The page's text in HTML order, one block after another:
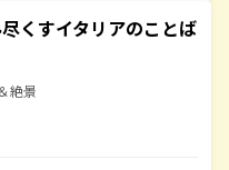
くすイタリアのことば
絶景